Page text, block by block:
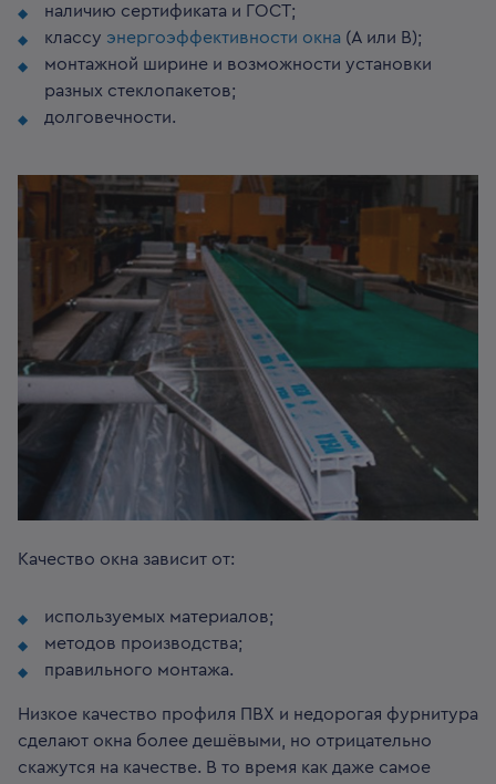
наличию сертификата и ГОСТ;
классу энергоэффективности окна (A или B);
монтажной ширине и возможности установки
разных стеклопакетов;
долговечности.
Качество окна зависит от:
используемых материалов;
методов производства;
правильного монтажа.
Низкое качество профиля ПВХ и недорогая фурнитура
сделают окна более дешёвыми, но отрицательно
скажутся на качестве. В то время как даже самое